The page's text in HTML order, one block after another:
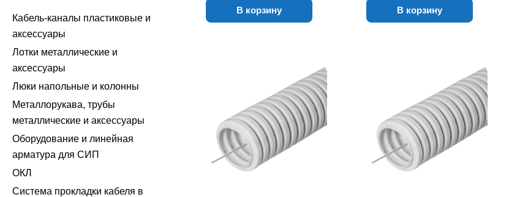
В корзину В корзину
Кабель-каналы пластиковые и
аксессуары
Лотки металлические и
аксессуары
Люки напольные и колонны
Металлорукава, трубы
металлические и аксессуары
Оборудование и линейная
арматура для СИП
ОКЛ
Система прокладки кабеля в